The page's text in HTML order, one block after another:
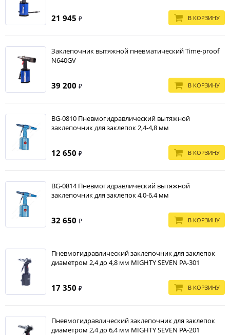
21 945 ₽ В КОРЗИНУ
Заклепочник вытяжной пневматический Time-proof
N640GV
39 200 ₽ В КОРЗИНУ
BG-0810 Пневмогидравлический вытяжной
заклепочник для заклепок 2,4-4,8 мм
12 650 ₽ В КОРЗИНУ
BG-0814 Пневмогидравлический вытяжной
заклепочник для заклепок 4,0-6,4 мм
32 650 ₽ В КОРЗИНУ
Пневмогидравлический заклепочник для заклепок
диаметром 2,4 до 4,8 мм MIGHTY SEVEN PA-301
17 350 ₽ В КОРЗИНУ
Пневмогидравлический заклепочник для заклепок
диаметром 2,4 до 6,4 мм MIGHTY SEVEN PA-201